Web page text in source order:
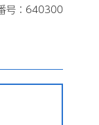
号：640300